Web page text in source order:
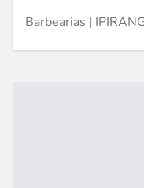
Barbearias |